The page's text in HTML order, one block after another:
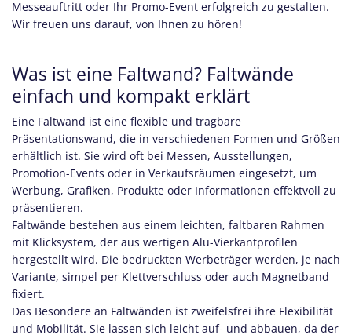
Messeauftritt oder Ihr Promo-Event erfolgreich zu gestalten.
Wir freuen uns darauf, von Ihnen zu hören!
Was ist eine Faltwand? Faltwände
einfach und kompakt erklärt
Eine Faltwand ist eine flexible und tragbare
Präsentationswand, die in verschiedenen Formen und Größen
erhältlich ist. Sie wird oft bei Messen, Ausstellungen,
Promotion-Events oder in Verkaufsräumen eingesetzt, um
Werbung, Grafiken, Produkte oder Informationen effektvoll zu
präsentieren.
Faltwände bestehen aus einem leichten, faltbaren Rahmen
mit Klicksystem, der aus wertigen Alu-Vierkantprofilen
hergestellt wird. Die bedruckten Werbeträger werden, je nach
Variante, simpel per Klettverschluss oder auch Magnetband
fixiert.
Das Besondere an Faltwänden ist zweifelsfrei ihre Flexibilität
und Mobilität. Sie lassen sich leicht auf- und abbauen, da der